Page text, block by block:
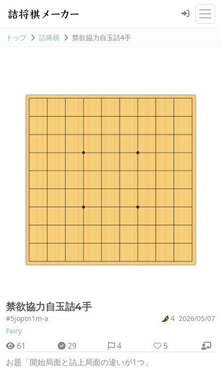
トップ 詰将棋 禁欲協力自玉詰4手
禁欲協力自玉詰4手
#5joptn1m-a 4 2026/05/07
Fairy
61 29 4
5
お題「開始局面と詰上局面の違いが1つ」